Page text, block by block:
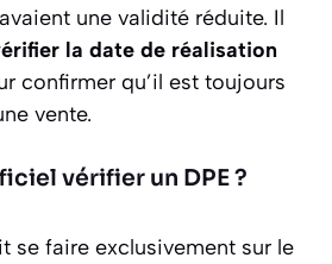
une validité réduite. Il
la date de réalisation
confirmer qu’il est toujours
vente.
vérifier un DPE ?
se faire exclusivement sur le